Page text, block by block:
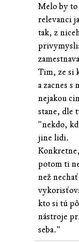
Melo by to
relevanci
tak, z
Tim, ze si
a zacnes s
nejakou
stane, dle
"nekdo,
jine lidi.
potom ti
než nechať
kto si tú
nástroje
seba."